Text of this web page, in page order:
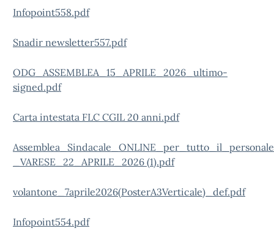
Infopoint558.pdf
Snadir newsletter557.pdf
ODG_ASSEMBLEA_15_APRILE_2026_ultimo-
signed.pdf
Carta intestata FLC CGIL 20 anni.pdf
_VARESE_22_APRILE_2026 (1).pdf
volantone_7aprile2026(PosterA3Verticale)_def.pdf
Infopoint554.pdf